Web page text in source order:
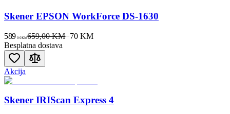
Skener EPSON WorkForce DS-1630
589 00KM659,00 KM−70 KM
Besplatna dostava
Akcija
Skener IRIScan Express 4